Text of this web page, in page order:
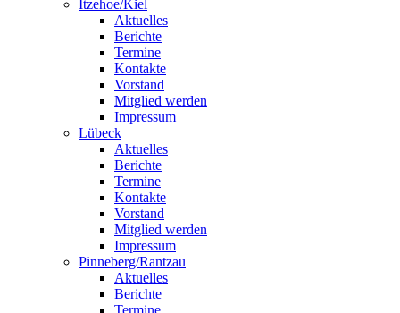
Itzehoe/Kiel
Aktuelles
Berichte
Termine
Kontakte
Vorstand
Mitglied werden
Impressum
Lübeck
Aktuelles
Berichte
Termine
Kontakte
Vorstand
Mitglied werden
Impressum
Pinneberg/Rantzau
Aktuelles
Berichte
Termine